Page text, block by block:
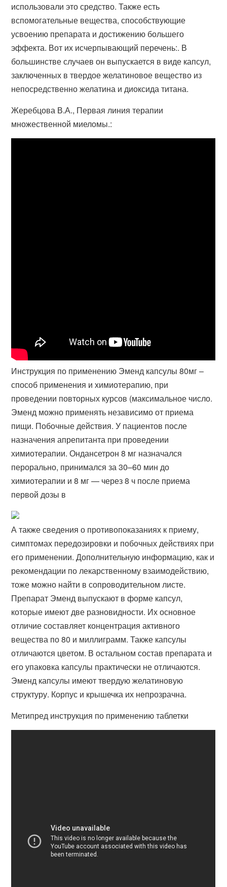
использовали это средство. Также есть
вспомогательные вещества, способствующие
усвоению препарата и достижению большего
эффекта. Вот их исчерпывающий перечень:. В
большинстве случаев он выпускается в виде капсул,
заключенных в твердое желатиновое вещество из
непосредственно желатина и диоксида титана.
Жеребцова В.А., Первая линия терапии
множественной миеломы.:
Инструкция по применению Эменд капсулы 80мг –
способ применения и химиотерапию, при
проведении повторных курсов (максимальное число.
Эменд можно применять независимо от приема
пищи. Побочные действия. У пациентов после
назначения апрепитанта при проведении
химиотерапии. Ондансетрон 8 мг назначался
перорально, принимался за 30–60 мин до
химиотерапии и 8 мг — через 8 ч после приема
первой дозы в
А также сведения о противопоказаниях к приему,
симптомах передозировки и побочных действиях при
его применении. Дополнительную информацию, как и
рекомендации по лекарственному взаимодействию,
тоже можно найти в сопроводительном листе.
Препарат Эменд выпускают в форме капсул,
которые имеют две разновидности. Их основное
отличие составляет концентрация активного
вещества по 80 и миллиграмм. Также капсулы
отличаются цветом. В остальном состав препарата и
его упаковка капсулы практически не отличаются.
Эменд капсулы имеют твердую желатиновую
структуру. Корпус и крышечка их непрозрачна.
Метипред инструкция по применению таблетки